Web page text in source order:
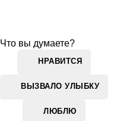
Что вы думаете?
НРАВИТСЯ
ВЫЗВАЛО УЛЫБКУ
ЛЮБЛЮ